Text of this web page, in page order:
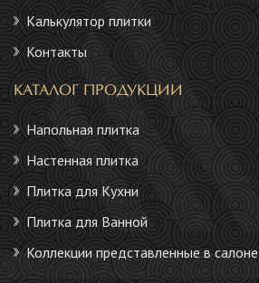
Калькулятор плитки
Контакты
КАТАЛОГ ПРОДУКЦИИ
Напольная плитка
Настенная плитка
Плитка для Кухни
Плитка для Ванной
Коллекции представленные в салоне